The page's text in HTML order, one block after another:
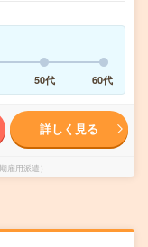
50代 60代
詳しく見る
雇用派遣）